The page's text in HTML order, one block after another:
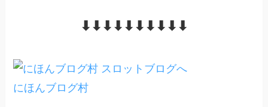
⬇︎⬇︎⬇︎⬇︎⬇︎⬇︎⬇︎⬇︎⬇︎⬇︎
にほんブログ村